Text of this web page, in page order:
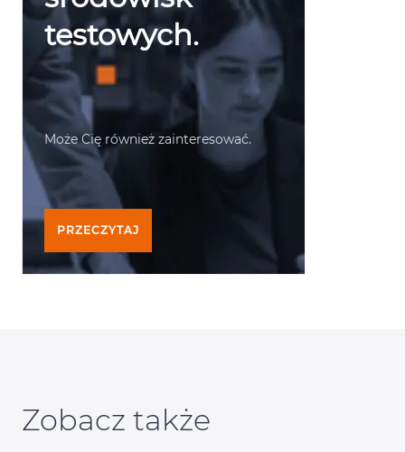
testowych.
Może Cię również zainteresować.
PRZECZYTAJ
Zobacz także